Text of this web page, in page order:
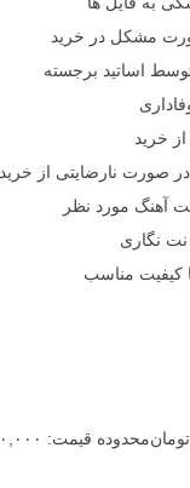
مشکل در خرید
اساتید برجسته
خرید
صورت نارضایتی از خرید
آهنگ مورد نظر
نت نگاری
کیفیت مناسب
تومان